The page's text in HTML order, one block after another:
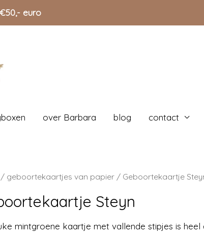
euro
over Barbara blog contact
/ geboortekaartjes van papier / Geboortekaartje
Steyn
mintgroene kaartje met vallende stipjes is heel